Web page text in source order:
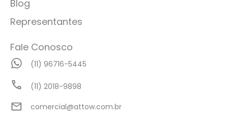
Blog
Representantes
Fale Conosco
(11) 96716-5445
(11) 2018-9898
comercial@attow.com.br